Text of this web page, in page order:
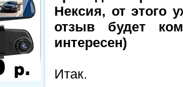
Нексия, от этого
отзыв будет
интересен)
Итак.